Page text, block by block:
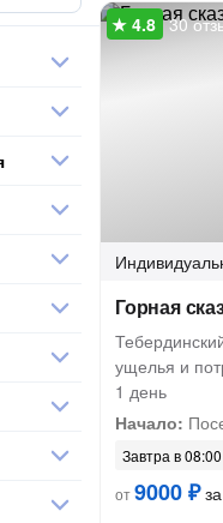
30
Горная
ущелья и
1 день
Начало:
Завтра в 08:00
от9000 ₽